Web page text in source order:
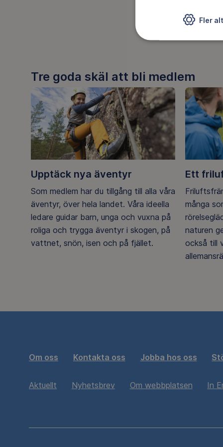
DELA
Tre goda skäl att bli medlem
Upptäck nya äventyr
Som medlem har du tillgång till alla våra
äventyr, över hela landet. Våra ideella
ledare guidar barn, unga och vuxna på
roliga och trygga äventyr i skogen, på
vattnet, snön, isen och på fjället.
Ett
många
naturen
också till
Om oss Kontakta oss Jobba hos oss
Aktuellt Nyhetsbrev Om webbplatsen In
Fler